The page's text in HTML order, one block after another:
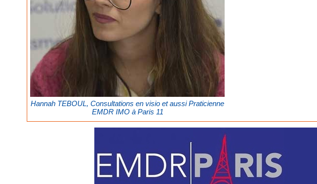
Hannah TEBOUL, Consultations en visio et aussi Praticienne
EMDR IMO à Paris 11